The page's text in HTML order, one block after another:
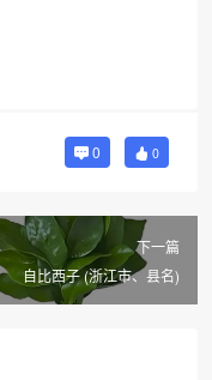
0 0
下一篇
自比西子 (浙江市、县名)